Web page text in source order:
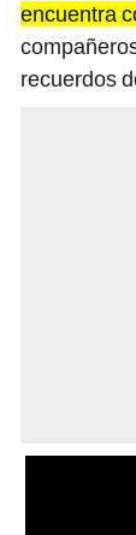
encuentra
recuerdos